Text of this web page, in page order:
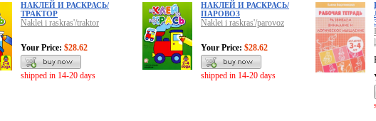
НАКЛЕЙ И РАСКРАСЬ/
ТРАКТОР
Naklei i raskras'/traktor
Your Price: $28.62
shipped in 14-20 days
НАКЛЕЙ И РАСКРАСЬ/
ПАРОВОЗ
Naklei i raskras'/parovoz
Your Price: $28.62
shipped in 14-20 days